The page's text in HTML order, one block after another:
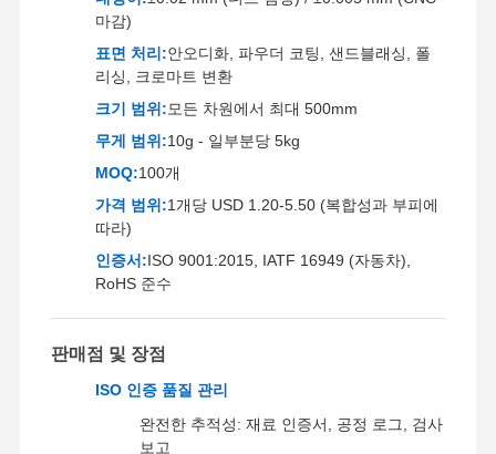
집 제품
마감)
표면 처리:안오디화, 파우더 코팅, 샌드블래싱, 폴
리싱, 크로마트 변환
크기 범위:모든 차원에서 최대 500mm
무게 범위:10g - 일부분당 5kg
MOQ:100개
가격 범위:1개당 USD 1.20-5.50 (복합성과 부피에
따라)
인증서:ISO 9001:2015, IATF 16949 (자동차),
RoHS 준수
판매점 및 장점
ISO 인증 품질 관리
완전한 추적성: 재료 인증서, 공정 로그, 검사
보고